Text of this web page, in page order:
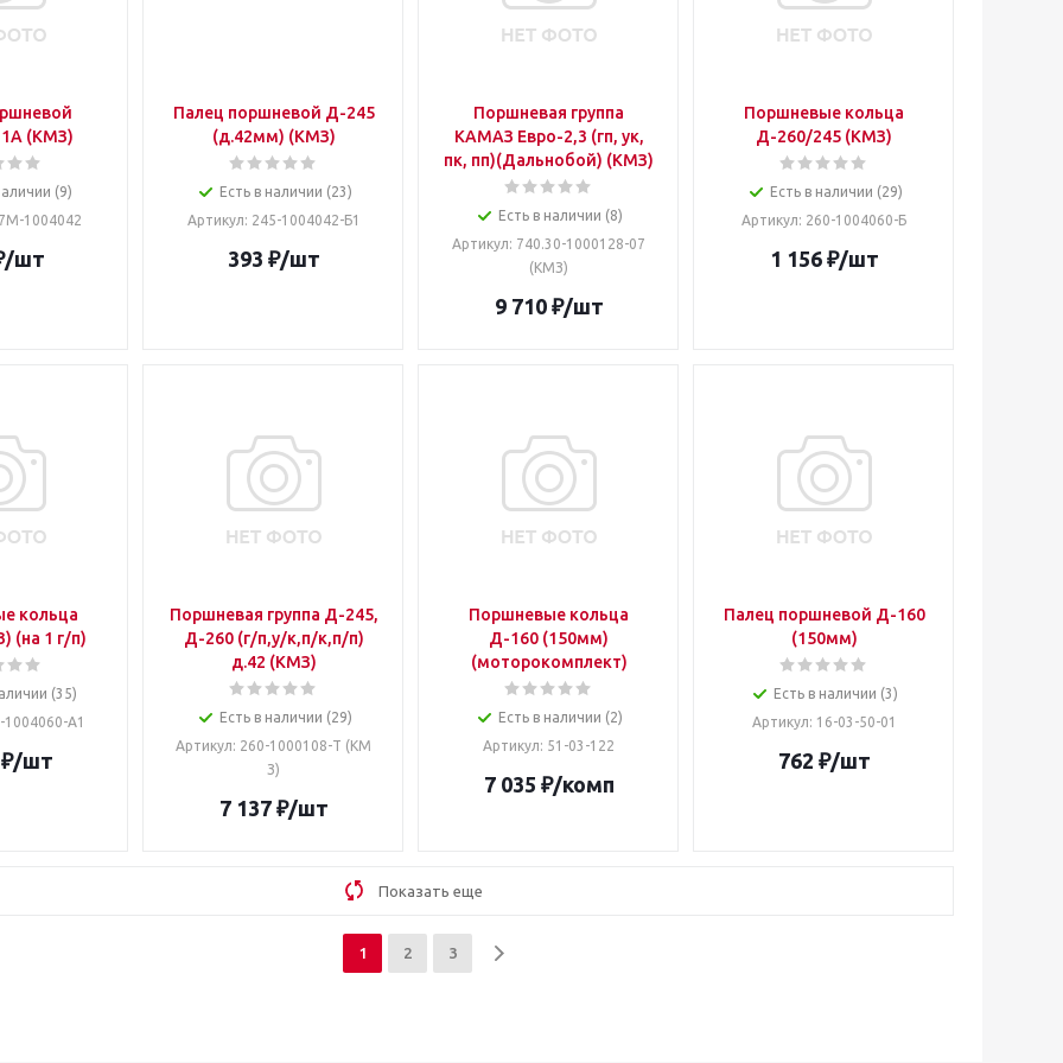
(КМЗ)
(9)
1004042
/шт
Палец поршневой Д-245
(д.42мм) (КМЗ)
Есть в наличии (23)
Артикул: 245-1004042-Б1
393 ₽/шт
Поршневая группа
КАМАЗ Евро-2,3 (гп, ук,
пк, пп)(Дальнобой) (КМЗ)
Есть в наличии (8)
Артикул: 740.30-1000128-07
(КМЗ)
9 710₽/шт
Поршневые кольца
Д-260/245 (КМЗ)
Есть в наличии (29)
Артикул: 260-1004060-Б
1 156₽/шт
кольца
(на 1 г/п)
(35)
1004060-А1
/шт
Поршневая группа Д-245,
Д-260 (г/п,у/к,п/к,п/п)
д.42 (КМЗ)
Есть в наличии (29)
Артикул: 260-1000108-Т (КМ
З)
7 137₽/шт
Поршневые кольца
Д-160 (150мм)
(моторокомплект)
Есть в наличии (2)
Артикул: 51-03-122
7 035 ₽/комп
Палец поршневой Д-160
(150мм)
Есть в наличии (3)
Артикул: 16-03-50-01
762 ₽/шт
Показать еще
1 2 3